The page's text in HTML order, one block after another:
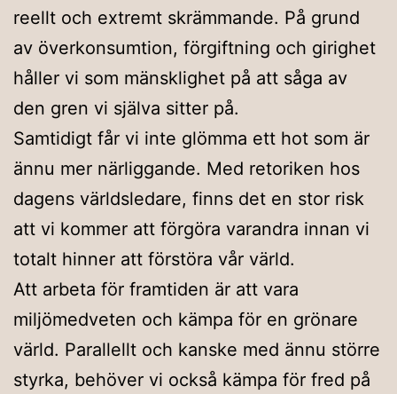
reellt och extremt skrämmande. På grund
av överkonsumtion, förgiftning och girighet
håller vi som mänsklighet på att såga av
den gren vi själva sitter på.
Samtidigt får vi inte glömma ett hot som är
ännu mer närliggande. Med retoriken hos
dagens världsledare, finns det en stor risk
att vi kommer att förgöra varandra innan vi
totalt hinner att förstöra vår värld.
Att arbeta för framtiden är att vara
miljömedveten och kämpa för en grönare
värld. Parallellt och kanske med ännu större
styrka, behöver vi också kämpa för fred på